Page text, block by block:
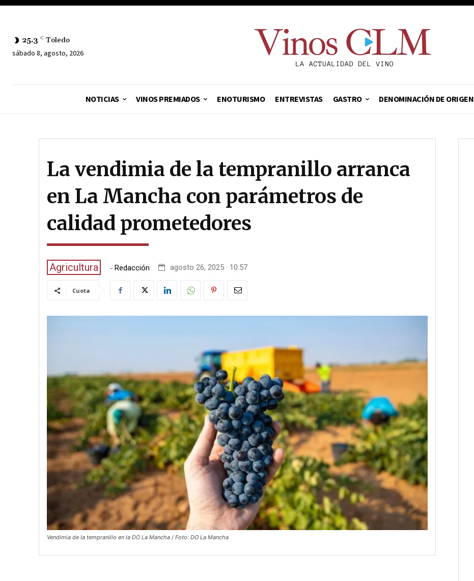
25.3 C Toledo
sábado 8, agosto, 2026
NOTICIAS VINOS PREMIADOS ENOTURISMO ENTREVISTAS GASTRO DENOMINACIÓN DE ORIGEN
La vendimia de la tempranillo arranca
en La Mancha con parámetros de
calidad prometedores
Agricultura - Redacción agosto 26, 2025 · 10:57
Cuota
Vendimia de la tempranillo en la DO La Mancha / Foto: DO La Mancha